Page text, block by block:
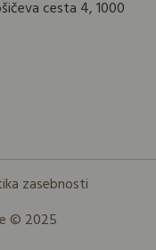
cesta 4, 1000
zasebnosti
© 2025